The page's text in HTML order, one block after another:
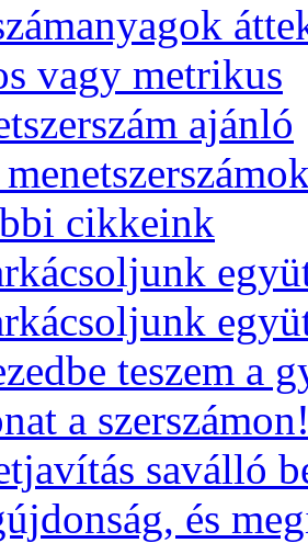
vagy metrikus
ajánló
cikkeink
teszem a
a
saválló
és